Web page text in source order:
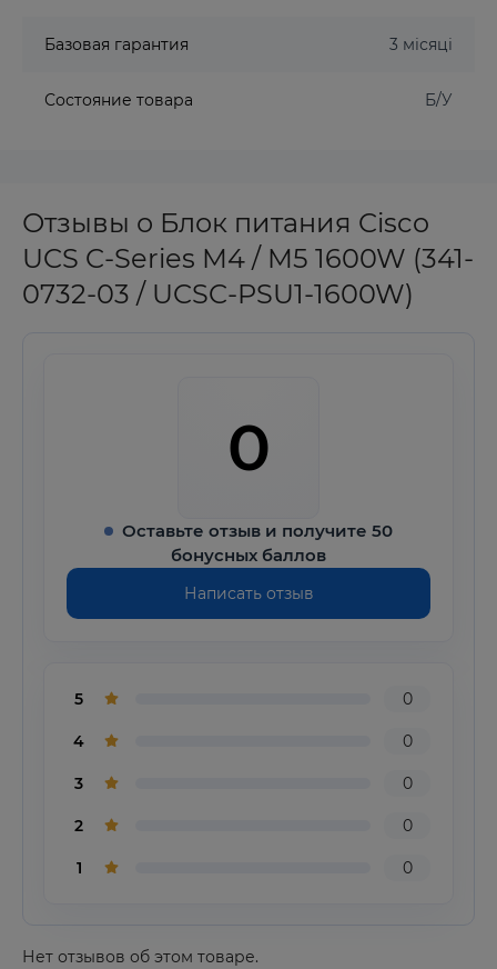
Базовая гарантия 3 місяці
Состояние товара Б/У
Отзывы о Блок питания Cisco
UCS C-Series ​​M4 / M5 1600W (341-
0732-03 / UCSC-PSU1-1600W)
0
Оставьте отзыв и получите 50
бонусных баллов
Написать отзыв
5 0
4 0
3 0
2 0
1 0
Нет отзывов об этом товаре.